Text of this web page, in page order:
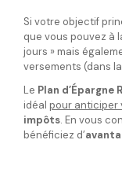
Si votre objectif
que vous pouvez à
jours » mais
versements (dans
Le Plan
idéal pour anticiper
impôts. En vous
bénéficiez d’